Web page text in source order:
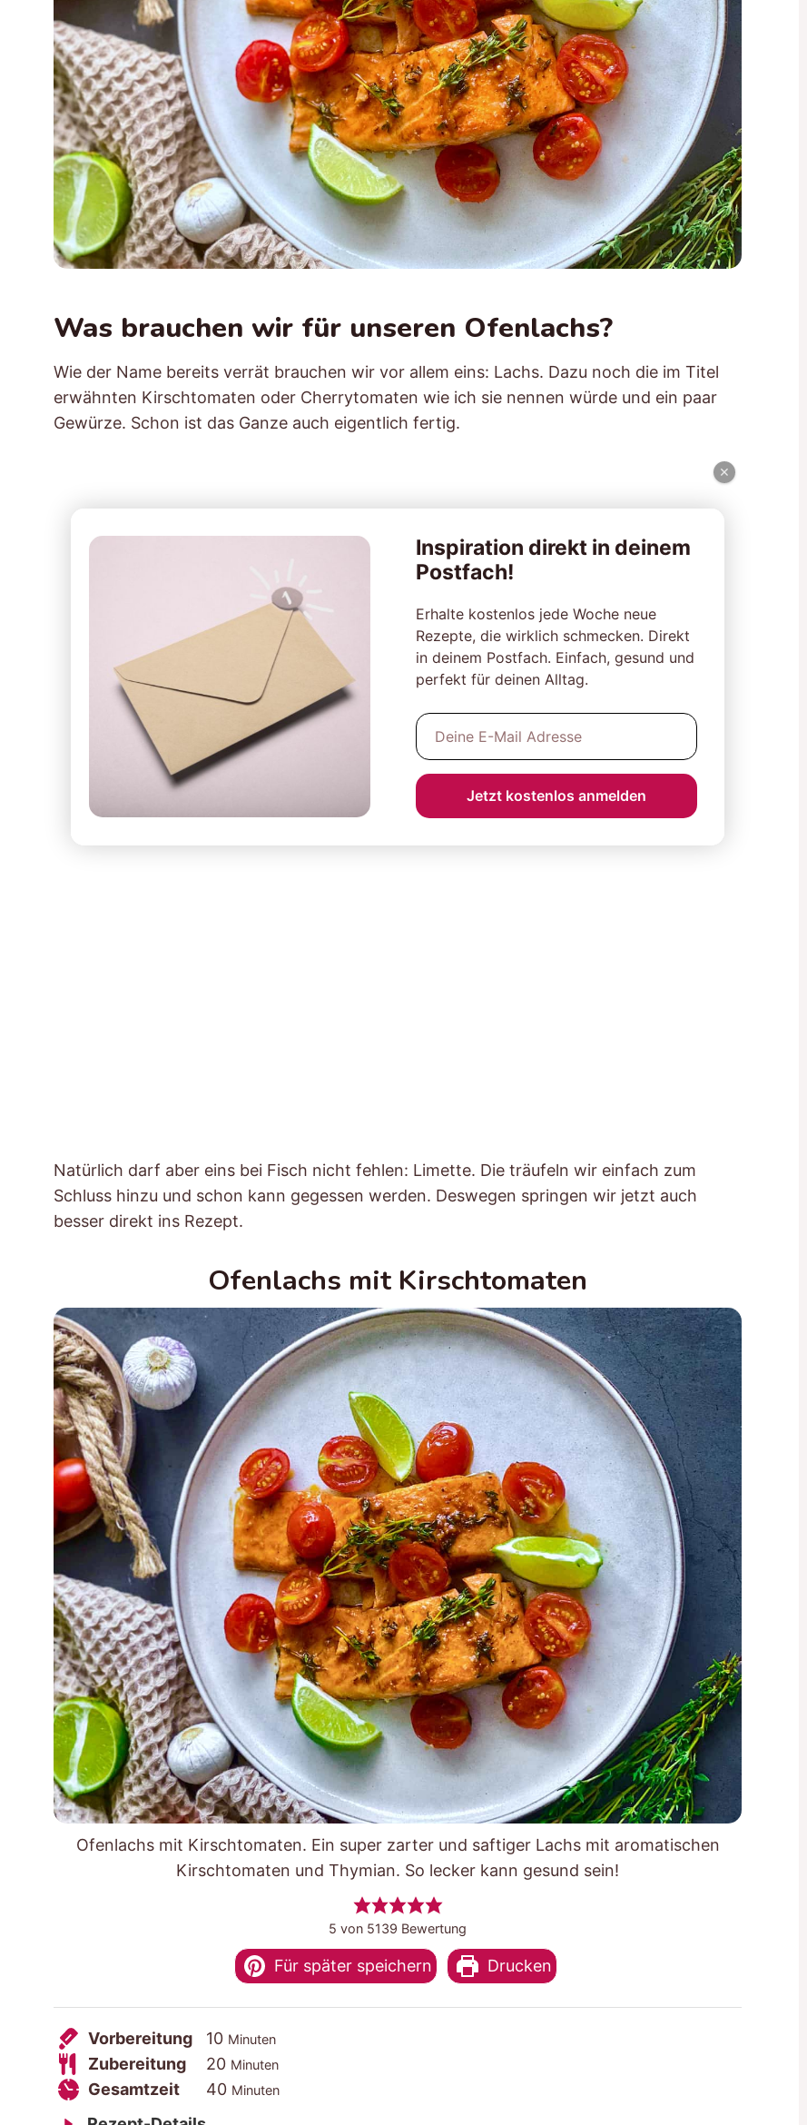
Was brauchen wir für unseren Ofenlachs?
Wie der Name bereits verrät brauchen wir vor allem eins: Lachs. Dazu noch die im Titel
erwähnten Kirschtomaten oder Cherrytomaten wie ich sie nennen würde und ein paar
Gewürze. Schon ist das Ganze auch eigentlich fertig.
×
Inspiration direkt in deinem
Postfach!
Erhalte kostenlos jede Woche neue
Rezepte, die wirklich schmecken. Direkt
in deinem Postfach. Einfach, gesund und
perfekt für deinen Alltag.
Jetzt kostenlos anmelden
Natürlich darf aber eins bei Fisch nicht fehlen: Limette. Die träufeln wir einfach zum
Schluss hinzu und schon kann gegessen werden. Deswegen springen wir jetzt auch
besser direkt ins Rezept.
Ofenlachs mit Kirschtomaten
Ofenlachs mit Kirschtomaten. Ein super zarter und saftiger Lachs mit aromatischen
Kirschtomaten und Thymian. So lecker kann gesund sein!
5 von 5139 Bewertung
Für später speichern Drucken
V
o
r
b
Vorbereitung 10M
i
n
Minuten
Z
u
b
Zubereitung 20M
i
Minuten
G
e
Gesamtzeit 40MMinuten